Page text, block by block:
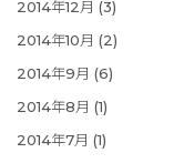
2014年12月 (3)
2014年10月 (2)
2014年9月 (6)
2014年8月 (1)
2014年7月 (1)